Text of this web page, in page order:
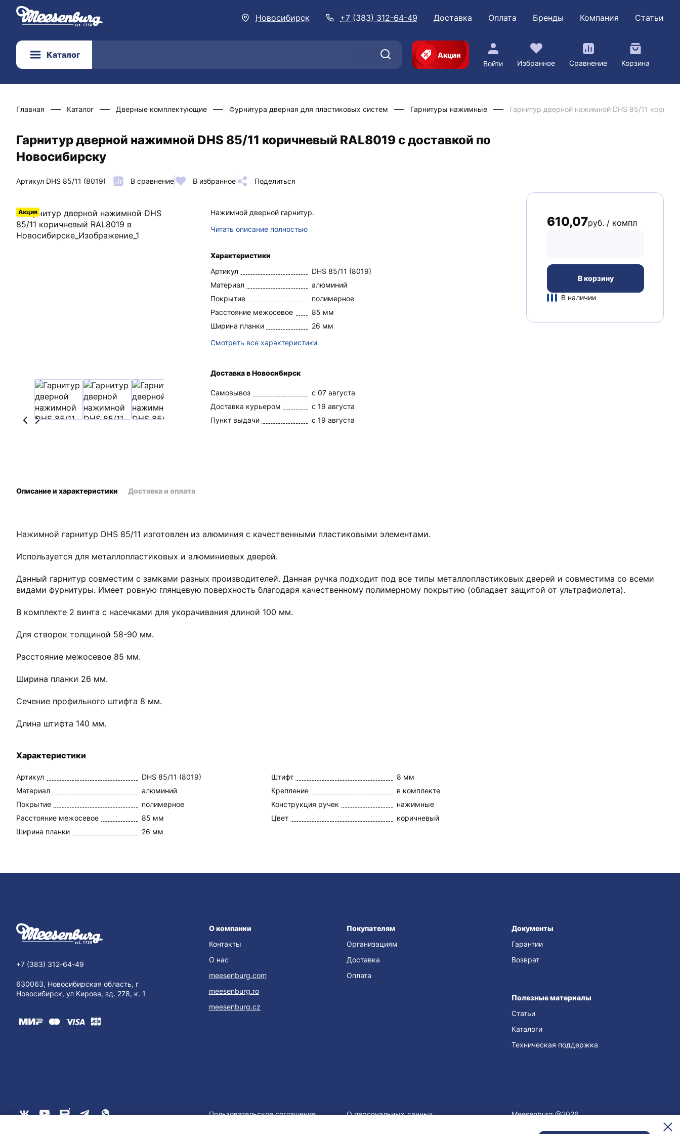
Новосибирск +7 (383) 312-64-49 Доставка Оплата Бренды Компания Статьи
Каталог
Акции
Войти
Избранное Сравнение Корзина
Главная Каталог Дверные комплектующие Фурнитура дверная для пластиковых систем Гарнитуры нажимные Гарнитур дверной нажимной DHS 85/11
Гарнитур дверной нажимной DHS 85/11 коричневый RAL8019 с доставкой по
Новосибирску
Артикул DHS 85/11 (8019) В сравнение В избранное Поделиться
Акция
Нажимной дверной гарнитур.
Читать описание полностью
Характеристики
Артикул
DHS 85/11 (8019)
Материал
алюминий
Покрытие
полимерное
Расстояние межосевое
85 мм
Ширина планки
26 мм
Смотреть все характеристики
Доставка в Новосибирск
Самовывоз
c 07 августа
Доставка курьером
c 19 августа
Пункт выдачи
c 19 августа
610,07руб. / компл
В корзину
В наличии
Нажимной гарнитур DHS 85/11 изготовлен из алюминия с качественными пластиковыми элементами.
Используется для металлопластиковых и алюминиевых дверей.
Данный гарнитур совместим с замками разных производителей. Данная ручка подходит под все типы металлопластиковых дверей и совместима со всеми
видами фурнитуры. Имеет ровную глянцевую поверхность благодаря качественному полимерному покрытию (обладает защитой от ультрафиолета).
В комплекте 2 винта с насечками для укорачивания длиной 100 мм.
Для створок толщиной 58-90 мм.
Расстояние межосевое 85 мм.
Ширина планки 26 мм.
Сечение профильного штифта 8 мм.
Длина штифта 140 мм.
Характеристики
Артикул
DHS 85/11 (8019)
Материал
алюминий
Покрытие
полимерное
Расстояние межосевое
85 мм
Ширина планки
26 мм
Штифт
8 мм
Крепление
в комплекте
Конструкция ручек
нажимные
Цвет
коричневый
Описание и характеристики Доставка и оплата
+7 (383) 312-64-49
630063, Новосибирская область, г
Новосибирск, ул Кирова, зд. 278, к. 1
О компании
Контакты
О нас
meesenburg.com
meesenburg.ro
meesenburg.cz
Покупателям
Организациям
Доставка
Оплата
Документы
Гарантии
Возврат
Полезные материалы
Статьи
Каталоги
Техническая поддержка
Пользовательское соглашение О персональных данных Meesenburg @2026